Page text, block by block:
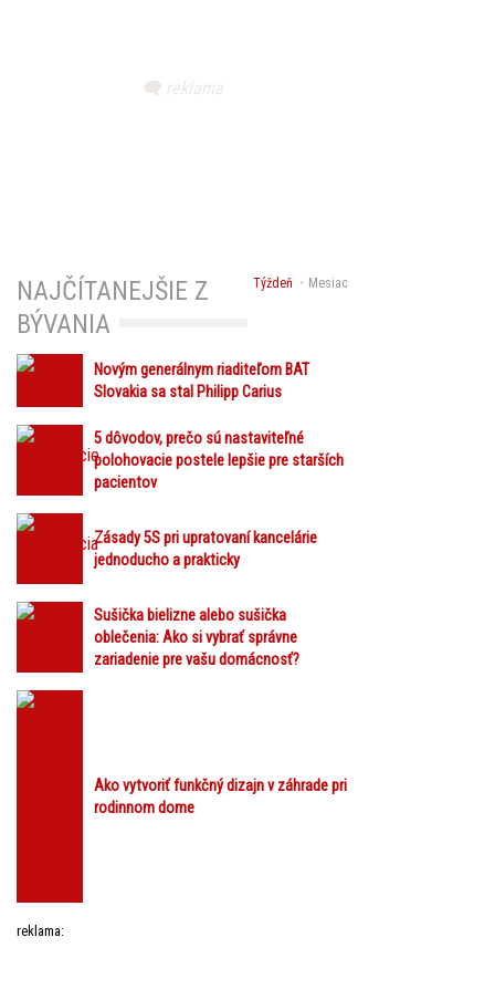
Týždeň Mesiac
NAJČÍTANEJŠIE Z
BÝVANIA
Novým generálnym riaditeľom BAT
Slovakia sa stal Philipp Carius
5 dôvodov, prečo sú nastaviteľné
polohovacie postele lepšie pre starších
pacientov
Zásady 5S pri upratovaní kancelárie
jednoducho a prakticky
Sušička bielizne alebo sušička
oblečenia: Ako si vybrať správne
zariadenie pre vašu domácnosť?
Ako vytvoriť funkčný dizajn v záhrade pri
rodinnom dome
reklama: